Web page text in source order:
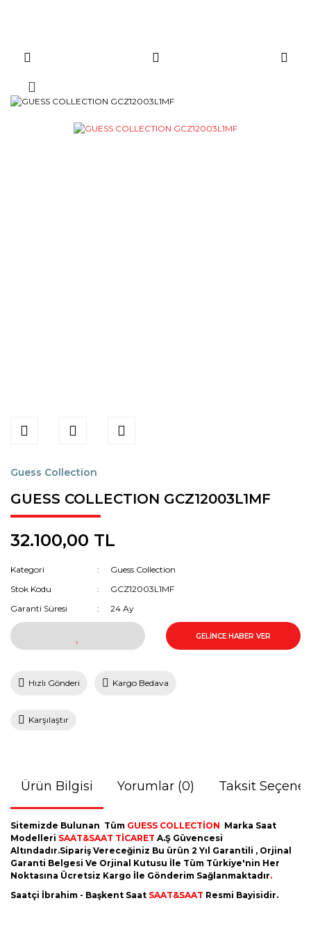
Guess Collection
GUESS COLLECTION GCZ12003L1MF
32.100,00 TL
Kategori
Guess Collection
Stok Kodu
GCZ12003L1MF
Garanti Süresi
24 Ay
GELİNCE HABER VER
Hızlı Gönderi Kargo Bedava
Karşılaştır
Ürün Bilgisi Yorumlar (0) Taksit
Sitemizde Bulunan Tüm GUESS COLLECTİON Marka Saat
Modelleri SAAT&SAAT TİCARET A.Ş Güvencesi
Altındadır.Sipariş Vereceğiniz Bu ürün 2 Yıl Garantili , Orjinal
Garanti Belgesi Ve Orjinal Kutusu İle Tüm Türkiye'nin Her
Noktasına Ücretsiz Kargo İle Gönderim Sağlanmaktadır.
Saatçi İbrahim - Başkent Saat SAAT&SAAT Resmi Bayisidir.